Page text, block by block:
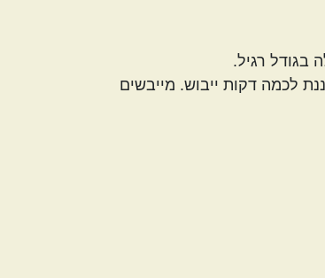
בגודל רגיל.
לכמה דקות ייבוש. מייבשים